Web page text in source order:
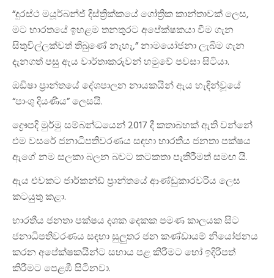
“දුරස්ථ මයූර්බන්ජ් දිස්ත්‍රික්කයේ ගෝත්‍රික කාන්තාවක් ලෙස,
මට භාරතයේ ඉහළම තනතුරට අපේක්ෂකයා වීම ගැන
සිතුවිල්ලක්වත් තිබුණේ නැහැ,” නාමයෝජනා ලැබීම ගැන
දැනගත් පසු ඇය වාර්තාකරුවන් හමුවේ පවසා සිටියා.
ඔඩිෂා ප්‍රාන්තයේ දේශපාලන නායකයින් ඇය හැඳින්වූයේ
“පාංශු දියණිය” ලෙසයි.
ද්‍රෞපදි මුර්මු සම්බන්ධයෙන් 2017 දී කතාබහක් ඇති වන්නේ
එම වසරේ ජනාධිපතිවරණය සඳහා භාරතීය ජනතා පක්ෂය
ඇගේ නම සලකා බලන බවට කටකතා පැතිරීමත් සමඟ යි.
ඇය එවකට ජාර්කන්ඩ් ප්‍රාන්තයේ ආණ්ඩුකාරවරිය ලෙස
කටයුතු කළා.
භාරතීය ජනතා පක්ෂය දශක දෙකක පමණ කාලයක සිට
ජනාධිපතිවරණය සඳහා සුලුතර ජන කණ්ඩායම් නියෝජනය
කරන අපේක්ෂකයින්ට සහාය පළ කිරීමට හෝ ඉදිරිපත්
කිරීමට පෙළඹී සිටිනවා.